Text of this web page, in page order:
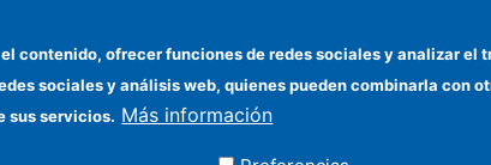
Próximo
Políticas y Bienes
Públicos
contenido, ofrecer funciones de redes sociales y analizar
sociales y análisis web, quienes pueden combinarla con
sus servicios. Más información